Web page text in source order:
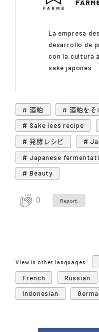
La empresa
desarrollo de
con la cultura
sake japonés.
# 酒粕
# 酒粕をそ
# Sake lees recipe
# 発酵レシピ
#
# Japanese
# Beauty
0 Report.
View in other languages
French
Russian
Indonesian